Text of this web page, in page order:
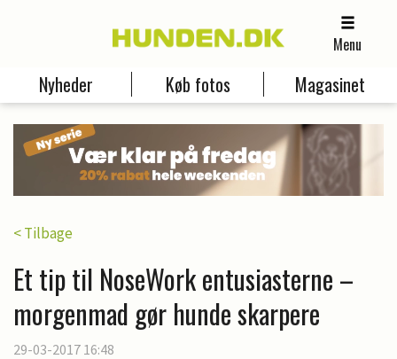
Menu
Nyheder Køb fotos Magasinet
< Tilbage
Et tip til NoseWork entusiasterne –
morgenmad gør hunde skarpere
29-03-2017 16:48